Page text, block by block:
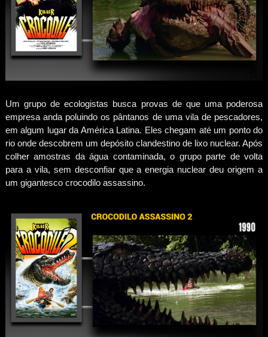
Um grupo de ecologistas busca provas de que uma poderosa
empresa anda poluindo os pântanos de uma vila de pescadores,
em algum lugar da América Latina. Eles chegam até um ponto do
rio onde descobrem um depósito clandestino de lixo nuclear. Após
colher amostras da água contaminada, o grupo parte de volta
para a vila, sem desconfiar que a energia nuclear deu origem a
um gigantesco crocodilo assassino.